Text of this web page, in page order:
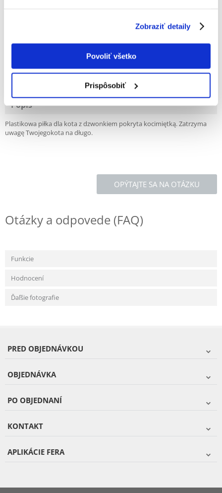
Zobraziť detaily
Povoliť všetko
Prispôsobiť
Recommend
100% ZÁKAZNÍCI ODPORÚČAJÚ TENTO PRODUKT
NAPÍSAŤ RECENZIU
Popis
Plastikowa piłka dla kota z dzwonkiem pokryta kocimiętką. Zatrzyma
uwagę Twojegokota na długo.
OPÝTAJTE SA NA OTÁZKU
Otázky a odpovede (FAQ)
Funkcie
Hodnocení
Ďaľšie fotografie
PRED OBJEDNÁVKOU
OBJEDNÁVKA
PO OBJEDNANÍ
KONTAKT
APLIKÁCIE FERA